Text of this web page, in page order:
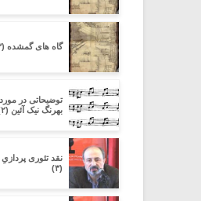
گاه های گمشده (۱۳)
توضیحاتی در
بهرنگ نیک آئین (۲)
نقد تئوری
(۳)